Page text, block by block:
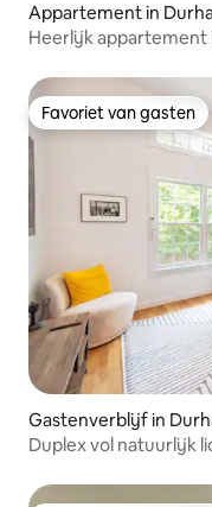
Appartement in
Heerlijk appartement
Favoriet van gasten
Favoriet van gasten
Gastenverblijf in
Duplex vol natuurlijk